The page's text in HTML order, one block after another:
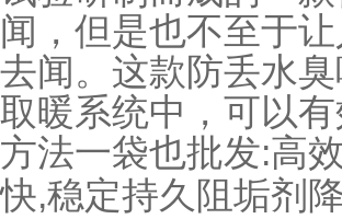
，但是也不至于
闻。这款防丢水
暖系统中，可以
法一袋也批发:高
,稳定持久阻垢剂